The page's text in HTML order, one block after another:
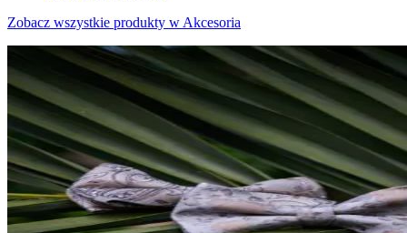
Zobacz wszystkie produkty w Akcesoria